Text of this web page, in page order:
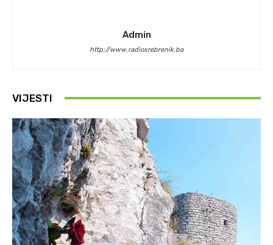
Admin
http://www.radiosrebrenik.ba
VIJESTI